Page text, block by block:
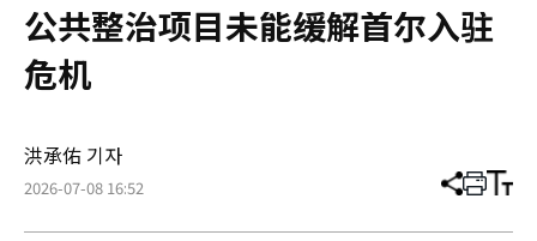
公共整治项目未能缓解首尔入驻
危机
洪承佑 기자
2026-07-08 16:52 分 打 调